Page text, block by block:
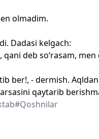
olmadim.
Dadasi kelgach:
qani deb so‘rasam,
ber!, - dermish.
qaytarib
#Qoshnilar